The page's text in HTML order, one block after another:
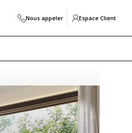
Nous appeler Espace Client